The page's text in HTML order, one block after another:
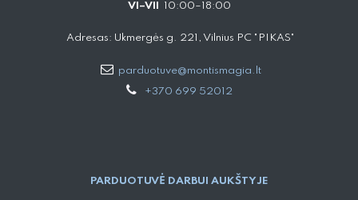
VI–VII 10:00–18:00
Adresas: Ukmergės g. 221, Vilnius PC "PIKAS"
parduotuve@montismagia.lt
+370 699 52012
PARDUOTUVĖ DARBUI AUKŠTYJE